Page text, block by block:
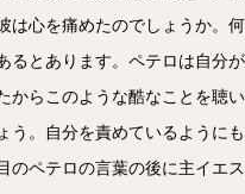
は心を痛めたのでしょうか。
るとあります。ペテロは自分
からこのような酷なことを聴
う。自分を責めているように
のペテロの言葉の後に主イエ